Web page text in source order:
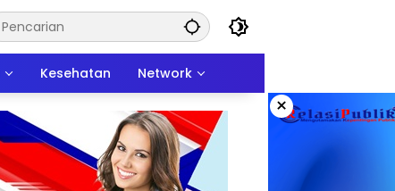
Kesehatan Network
×